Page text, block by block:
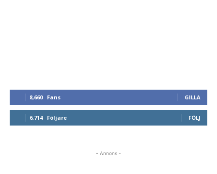
8,660 Fans GILLA
6,714 Följare FÖLJ
- Annons -